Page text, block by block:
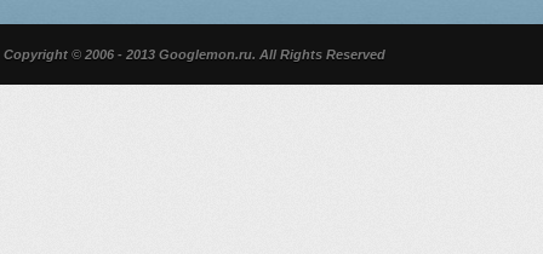
Copyright © 2006 - 2013 Googlemon.ru. All Rights Reserved